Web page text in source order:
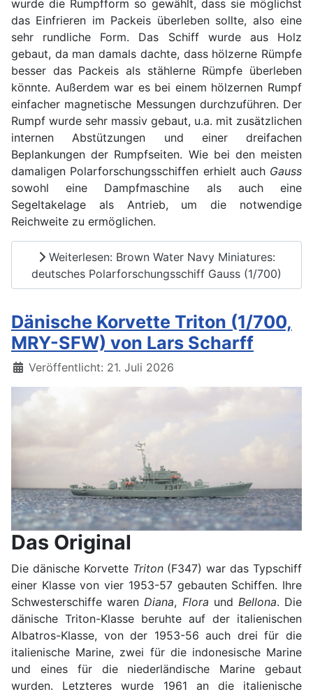
wurde die Rumpfform so gewählt, dass sie möglichst
das Einfrieren im Packeis überleben sollte, also eine
sehr rundliche Form. Das Schiff wurde aus Holz
gebaut, da man damals dachte, dass hölzerne Rümpfe
besser das Packeis als stählerne Rümpfe überleben
könnte. Außerdem war es bei einem hölzernen Rumpf
einfacher magnetische Messungen durchzuführen. Der
Rumpf wurde sehr massiv gebaut, u.a. mit zusätzlichen
internen Abstützungen und einer dreifachen
Beplankungen der Rumpfseiten. Wie bei den meisten
damaligen Polarforschungsschiffen erhielt auch Gauss
sowohl eine Dampfmaschine als auch eine
Segeltakelage als Antrieb, um die notwendige
Reichweite zu ermöglichen.
Weiterlesen: Brown Water Navy Miniatures:
deutsches Polarforschungsschiff Gauss (1/700)
Dänische Korvette Triton (1/700,
MRY-SFW) von Lars Scharff
Details
Veröffentlicht: 21. Juli 2026
Das Original
Die dänische Korvette Triton(F347) war das Typschiff
einer Klasse von vier 1953-57 gebauten Schiffen. Ihre
Schwesterschiffe waren Diana, Flora und Bellona. Die
dänische Triton-Klasse beruhte auf der italienischen
Albatros-Klasse, von der 1953-56 auch drei für die
italienische Marine, zwei für die indonesische Marine
und eines für die niederländische Marine gebaut
wurden. Letzteres wurde 1961 an die italienische